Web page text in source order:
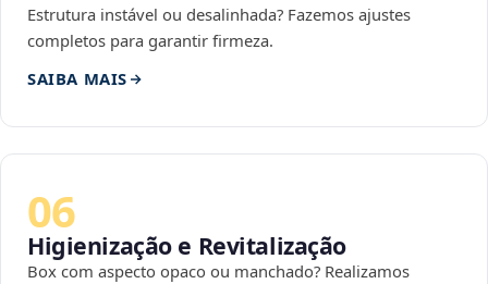
Estrutura instável ou desalinhada? Fazemos ajustes
completos para garantir firmeza.
SAIBA MAIS
06
Higienização e Revitalização
Box com aspecto opaco ou manchado? Realizamos